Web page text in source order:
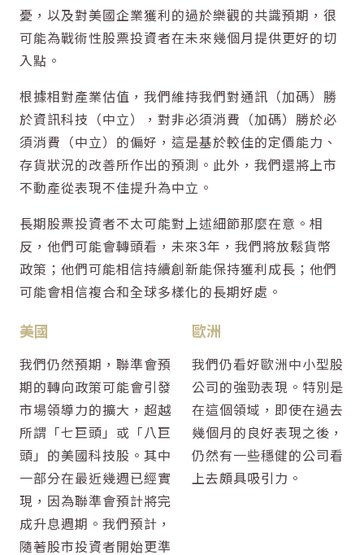
憂，以及對美國企業獲利的過於樂觀的共識預期，很
可能為戰術性股票投資者在未來幾個月提供更好的切
入點。
根據相對產業估值，我們維持我們對通訊（加碼）勝
於資訊科技（中立），對非必須消費（加碼）勝於必
須消費（中立）的偏好，這是基於較佳的定價能力、
存貨狀況的改善所作出的預測。此外，我們還將上市
不動產從表現不佳提升為中立。
長期股票投資者不太可能對上述細節那麼在意。相
反，他們可能會轉頭看，未來3年，我們將放鬆貨幣
政策；他們可能相信持續創新能保持獲利成長；他們
可能會相信複合和全球多樣化的長期好處。
美國
我們仍然預期，聯準會預
期的轉向政策可能會引發
市場領導力的擴大，超越
所謂「七巨頭」或「八巨
頭」的美國科技股。其中
一部分在最近幾週已經實
現，因為聯準會預計將完
成升息週期。我們預計，
隨著股市投資者開始更準
歐洲
我們仍看好歐洲中小型股
公司的強勁表現。特別是
在這個領域，即使在過去
幾個月的良好表現之後，
仍然有一些穩健的公司看
上去頗具吸引力。